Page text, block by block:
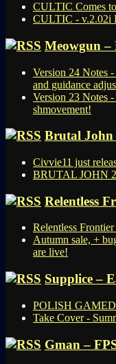
CULTIC Comes
CULTIC - v.2.02i
Meowgun –
Version 24 Notes
and guidance
Version 23 Notes
shmovement!
Brutal John
Civvie11 just
BRUTAL JOHN 2
Relentless
Relentless
Autumn sale, +
are live!
Supplice –
POLISH
Take Cover -
Gman –